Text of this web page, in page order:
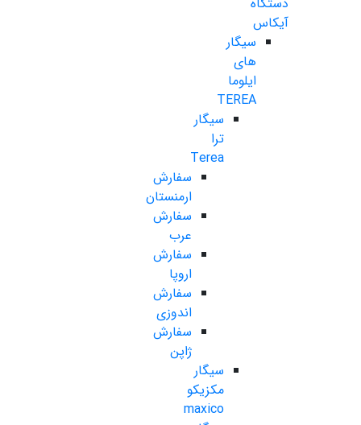
آیکاس
سیگار
های
ایلوما
TEREA
سیگار
ترا
Terea
سفارش
ارمنستان
سفارش
عرب
سفارش
اروپا
سفارش
اندوزی
سفارش
ژاپن
سیگار
مکزیکو
maxico